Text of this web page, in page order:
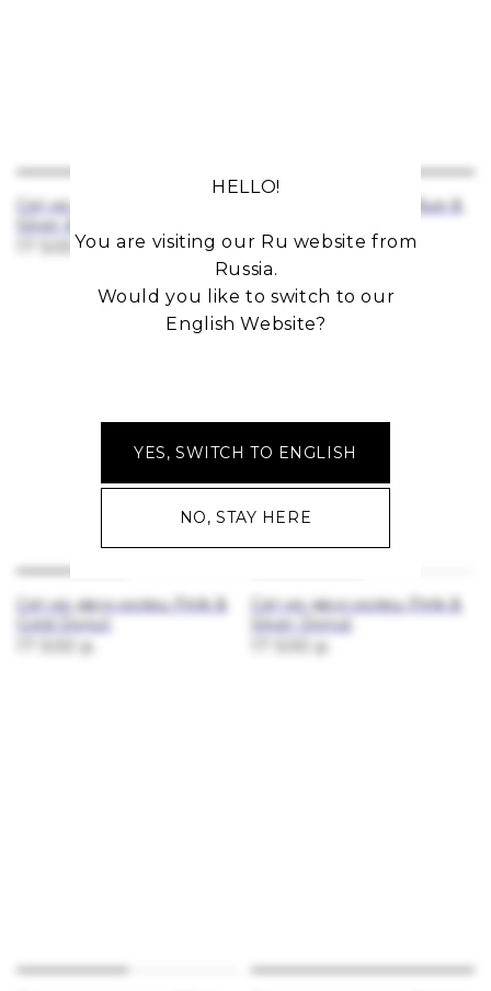
HELLO!
You are visiting our Ru website from
Russia.
Would you like to switch to our
English Website?
YES, SWITCH TO ENGLISH
NO, STAY HERE
Сет из двух колец Green
Silver & Silver Donut
р.
Сет из двух колец Blue &
17 500 р.
Сет из двух колец Pink &
Gold Donut
р.
Сет из двух колец Pink &
Silver Donut
р.